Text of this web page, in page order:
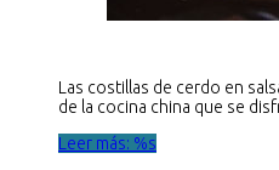
Las costillas de cerdo en
de la cocina china que se
Leer más: %s